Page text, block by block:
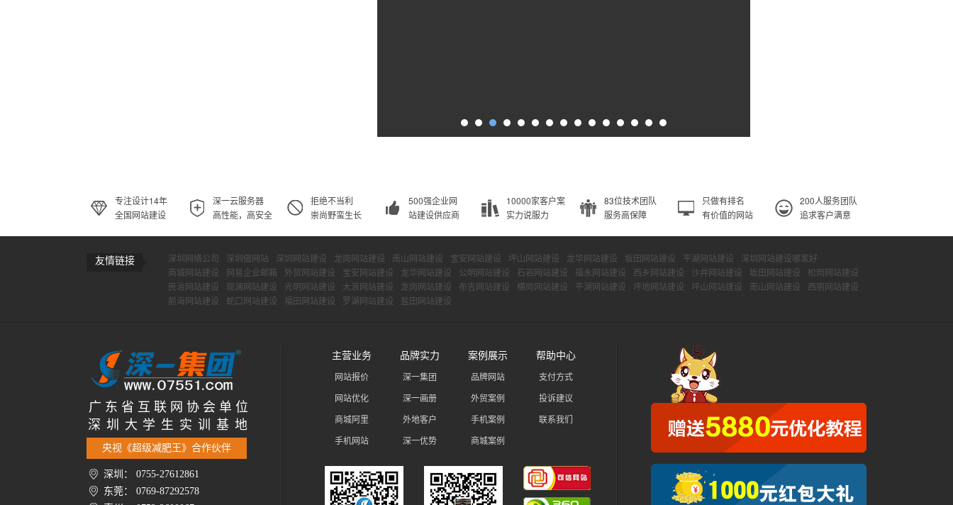
专注设计14年
全国网站建设
深一云服务器
高性能，高安全
拒绝不当利
崇尚野蛮生长
500强企业网
站建设供应商
10000家客户案
实力说服力
83位技术团队
服务高保障
只做有排名
有价值的网站
200人服务团队
追求客户满意
友情链接 深圳网络公司 深圳做网站 深圳网站建设 龙岗网站建设 南山网站建设 宝安网站建设 坪山网站建设 龙华网站建设 坂田网站建设 平湖网站建设
深圳网站建设哪家好
商城网站建设
网易企业邮箱 外贸网站建设 宝安网站建设 龙华网站建设 公明网站建设 石岩网站建设 福永网站建设 西乡网站建设 沙井网站建设 坂田网站建设
松岗网站建设
民治网站建设
观澜网站建设 光明网站建设 大浪网站建设 龙岗网站建设 布吉网站建设 横岗网站建设 平湖网站建设 坪地网站建设 坪山网站建设 南山网站建设
西丽网站建设
前海网站建设
蛇口网站建设 福田网站建设 罗湖网站建设 盐田网站建设
广 东 省 互 联 网 协 会 单 位
深 圳 大 学 生 实 训 基 地
央视《超级减肥王》合作伙伴
深圳： 0755-27612861
东莞： 0769-87292578
主营业务
网站报价
网站优化
商城阿里
手机网站
品牌实力
深一集团
深一画册
外地客户
深一优势
案例展示
品牌网站
外贸案例
手机案例
商城案例
帮助中心
支付方式
投诉建议
联系我们